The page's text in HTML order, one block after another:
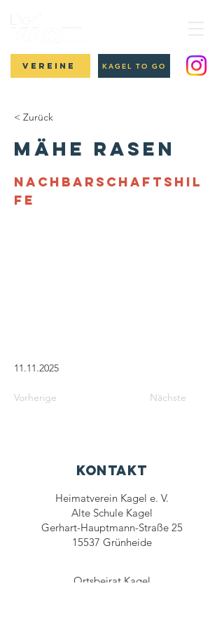
Vereine KAGEL TO GO
< Zurück
Mähe Rasen
Nachbarschaftshil
fe
11.11.2025
Vorherige Nächste
Kontakt
Heimatverein Kagel e. V.
Alte Schule Kagel
Gerhart-Hauptmann-Straße 25
15537 Grünheide
Ortsbeirat Kagel